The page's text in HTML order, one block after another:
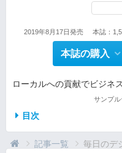
2019年8月17日発売 本誌：
本誌の購入
ローカルへの貢献でビジネ
サンプル
目次
記事一覧 毎日のデ